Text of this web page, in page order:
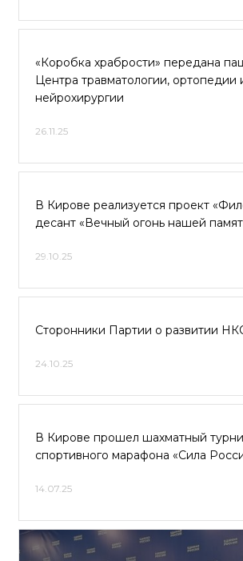
«Коробка храбрости» передана
Центра травматологии, ортопедии
нейрохирургии
26.11.25
В Кирове реализуется проект
десант «Вечный огонь нашей
29.10.25
Сторонники Партии о развитии
24.10.25
В Кирове прошел шахматный
спортивного марафона «Сила
14.07.25